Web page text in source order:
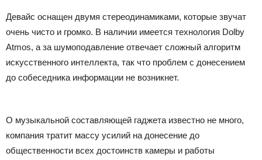
Девайс оснащен двумя стереодинамиками, которые звучат
очень чисто и громко. В наличии имеется технология Dolby
Atmos, а за шумоподавление отвечает сложный алгоритм
искусственного интеллекта, так что проблем с донесением
до собеседника информации не возникнет.
О музыкальной составляющей гаджета известно не много,
компания тратит массу усилий на донесение до
общественности всех достоинств камеры и работы